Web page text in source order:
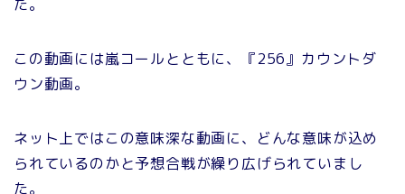
た。
この動画には嵐コールとともに、『256』カウントダ
ウン動画。
ネット上ではこの意味深な動画に、どんな意味が込め
られているのかと予想合戦が繰り広げられていまし
た。